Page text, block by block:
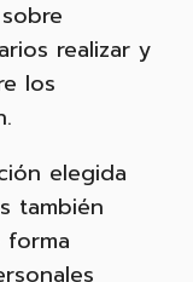
realizar y
los
elegida
también